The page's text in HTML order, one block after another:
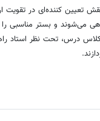
تعیین کننده‌ای در تقویت
می‌شوند و بستر مناسبی را
درس، تحت نظر استاد